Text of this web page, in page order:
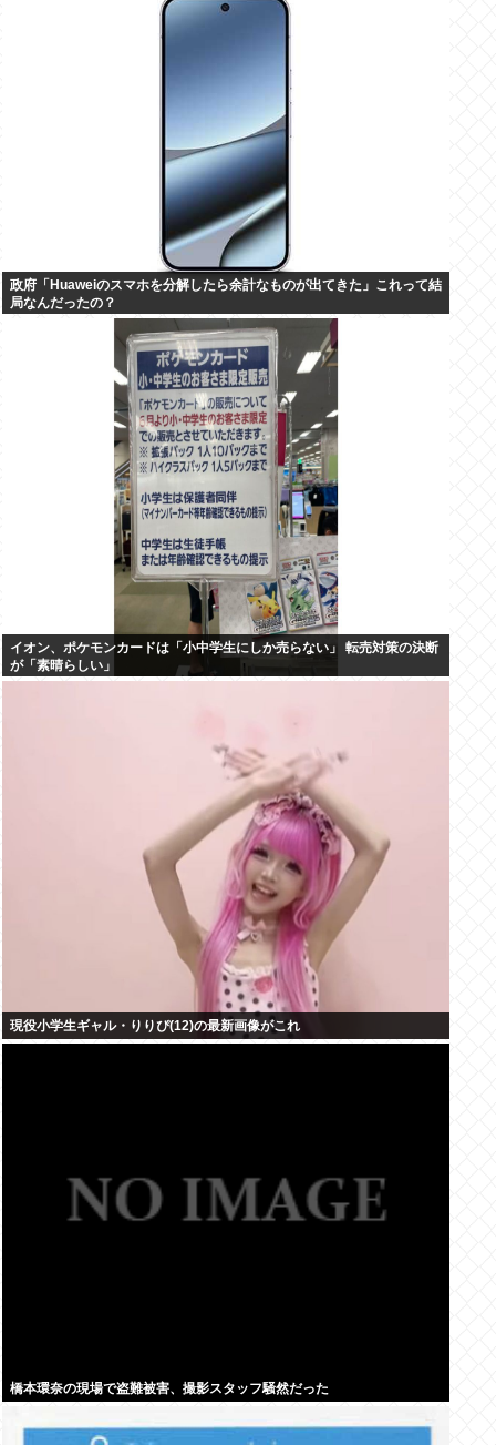
政府「Huaweiのスマホを分解したら余計なものが出てきた」これって結
局なんだったの？
イオン、ポケモンカードは「小中学生にしか売らない」 転売対策の決断
が「素晴らしい」
現役小学生ギャル・りりぴ(12)の最新画像がこれ
橋本環奈の現場で盗難被害、撮影スタッフ騒然だった